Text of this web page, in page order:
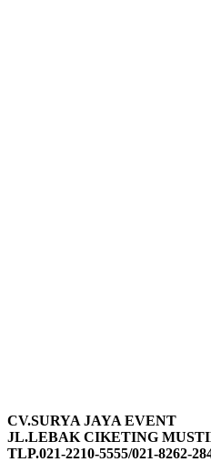
CV.SURYA JAYA EVENT
JL.LEBAK CIKETING
TLP.021-2210-5555/021-8262-